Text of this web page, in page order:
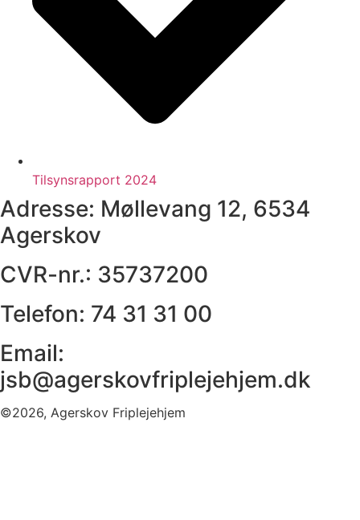
Tilsynsrapport 2024
Adresse: Møllevang 12, 6534
Agerskov
CVR-nr.: 35737200
Telefon: 74 31 31 00
Email:
jsb@agerskovfriplejehjem.dk
©2026, Agerskov Friplejehjem